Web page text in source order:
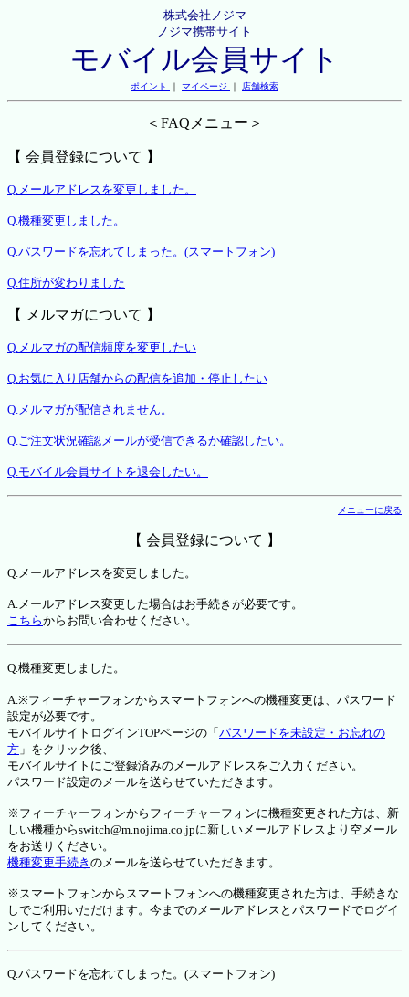
株式会社ノジマ
ノジマ携帯サイト
モバイル会員サイト
ポイント ｜ マイページ ｜ 店舗検索
＜FAQメニュー＞
【 会員登録について 】
Q.メールアドレスを変更しました。
Q.機種変更しました。
Q.パスワードを忘れてしまった。(スマートフォン)
Q.住所が変わりました
【 メルマガについて 】
Q.メルマガの配信頻度を変更したい
Q.お気に入り店舗からの配信を追加・停止したい
Q.メルマガが配信されません。
Q.ご注文状況確認メールが受信できるか確認したい。
Q.モバイル会員サイトを退会したい。
メニューに戻る
【 会員登録について 】
Q.メールアドレスを変更しました。
A.メールアドレス変更した場合はお手続きが必要です。
こちらからお問い合わせください。
Q.機種変更しました。
A.※フィーチャーフォンからスマートフォンへの機種変更は、パスワード
設定が必要です。
モバイルサイトログインTOPページの「 パスワードを未設定・お忘れの
方 」をクリック後、
モバイルサイトにご登録済みのメールアドレスをご入力ください。
パスワード設定のメールを送らせていただきます。
※フィーチャーフォンからフィーチャーフォンに機種変更された方は、新
しい機種からswitch@m.nojima.co.jpに新しいメールアドレスより空メール
をお送りください。
機種変更手続き のメールを送らせていただきます。
※スマートフォンからスマートフォンへの機種変更された方は、手続きな
しでご利用いただけます。今までのメールアドレスとパスワードでログイ
ンしてください。
Q.パスワードを忘れてしまった。(スマートフォン)